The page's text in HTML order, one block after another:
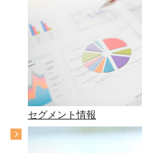
セグメント情報